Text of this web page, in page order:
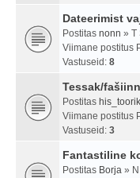
Dateerimist
Postitas nonn » T
Viimane postitus
Vastuseid: 8
Tessak/
Postitas his_toorik
Viimane postitus
Vastuseid: 3
Fantastiline
Postitas Borja »